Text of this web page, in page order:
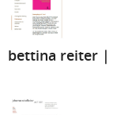
bettina reiter |